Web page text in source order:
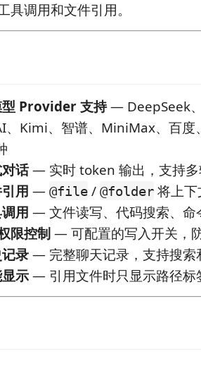
具调用和文件引用。
型 Provider 支持— DeepSeek
、Kimi、智谱、MiniMax、百
话— 实时 token 输出，支持多
用 — @file / @folder 将上
用 — 文件读写、代码搜索、命
限控制— 可配置的写入开关，
录— 完整聊天记录，支持搜索
示— 引用文件时只显示路径标